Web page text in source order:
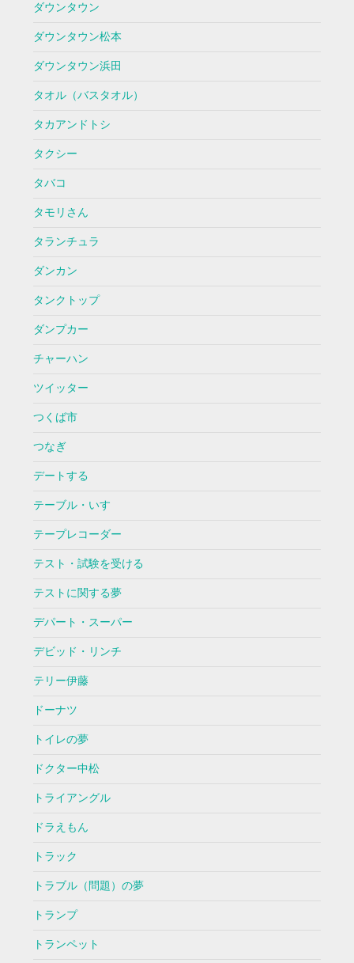
ダウンタウン
ダウンタウン松本
ダウンタウン浜田
タオル（バスタオル）
タカアンドトシ
タクシー
タバコ
タモリさん
タランチュラ
ダンカン
タンクトップ
ダンプカー
チャーハン
ツイッター
つくば市
つなぎ
デートする
テーブル・いす
テープレコーダー
テスト・試験を受ける
テストに関する夢
デパート・スーパー
デビッド・リンチ
テリー伊藤
ドーナツ
トイレの夢
ドクター中松
トライアングル
ドラえもん
トラック
トラブル（問題）の夢
トランプ
トランペット